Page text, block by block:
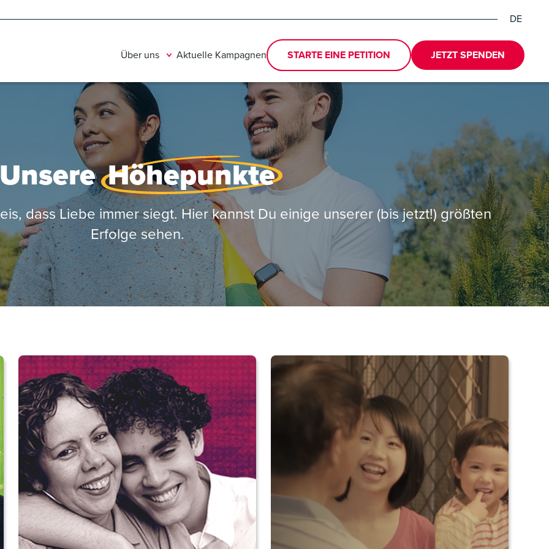
DE
Über uns Aktuelle Kampagnen STARTE EINE PETITION JETZT SPENDEN
UnsereHöhepunkte
dass Liebe immer siegt. Hier kannst Du einige unserer (bis jetzt!) größten
Erfolge sehen.